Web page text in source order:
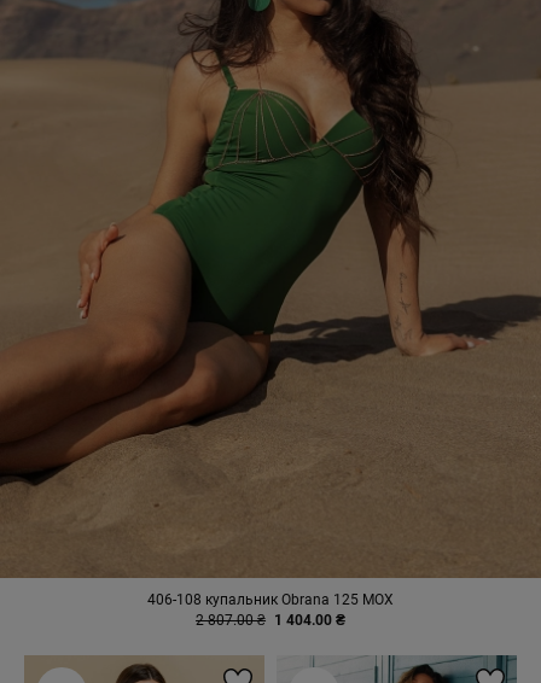
406-108 купальник Obrana 125 МОХ
2 807.00 ₴ 1 404.00 ₴